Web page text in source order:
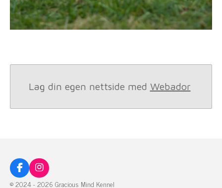
Lag din egen nettside med Webador
F
a
I
n
© 2024 - 2026 Gracious Mind Kennel